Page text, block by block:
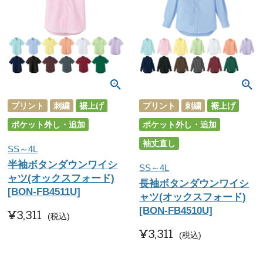
プリント 刺繍
裾上げ
ポケット外し・追加
SS～4L
半袖ボタンダウンワイシ
ャツ(オックスフォード)
[BON-FB4511U]
¥3,311 税込
プリント 刺繍
裾上げ
ポケット外し・追加
袖丈直し
SS～4L
長袖ボタンダウンワイシ
ャツ(オックスフォード)
[BON-FB4510U]
¥3,311 税込